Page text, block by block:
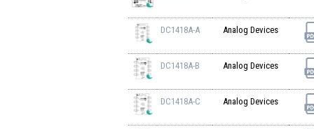
DC1418A-A Analog Devices
DC1418A-B Analog Devices
DC1418A-C Analog Devices